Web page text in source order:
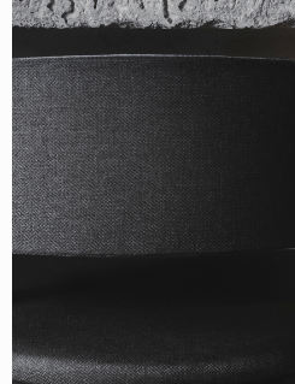
ИП КАЗАДАЕВ ИВАН СЕРГЕЕВИЧ ИНН 781304752519
ПОЛИТИКА КОНФИДЕНЦИАЛЬНОСТИ
META PLATFORMS INC. ПРИЗНАНА
ЭКСТРЕМИСТСКОЙ ОРГАНИЗАЦИЕЙ НА
ТЕРРИТОРИИ РФ
ОФЕРТА